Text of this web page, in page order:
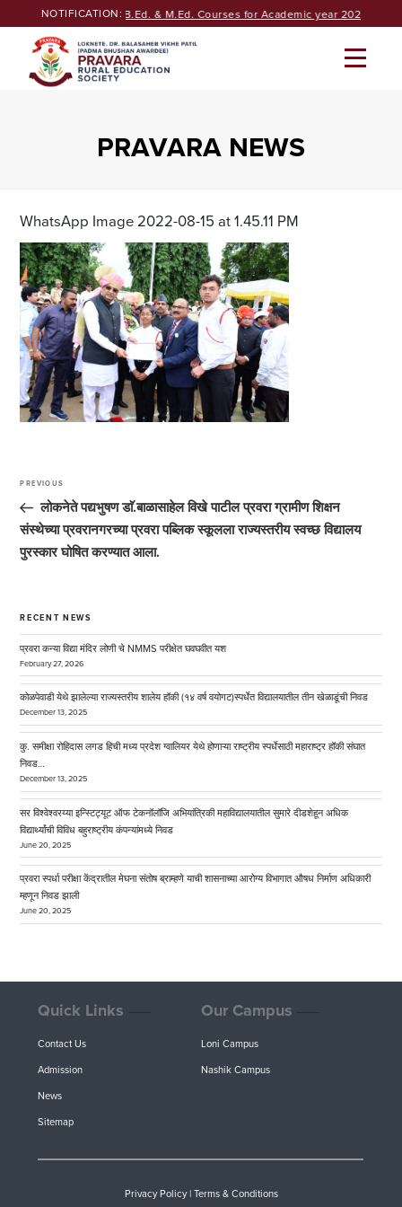
to
NOTIFICATION:
Admissions of B.Ed. & M.Ed. Courses for Academic year 2026-27
PRAVARA NEWS
WhatsApp Image 2022-08-15 at 1.45.11 PM
navigation
Previous
Post
PREVIOUS
लोकनेते पद्यभुषण डाॅ.बाळासाहेल विखे पाटील प्रवरा ग्रामीण शिक्षन
संस्थेच्या प्रवरानगरच्या प्रवरा पब्लिक स्कूलला राज्यस्तरीय स्वच्छ विद्यालय
पुरस्कार घोषित करण्यात आला.
RECENT NEWS
प्रवरा कन्या विद्या मंदिर लोणी चे NMMS परीक्षेत घवघवीत यश
February 27, 2026
कोळपेवाडी येथे झालेल्या राज्यस्तरीय शालेय हॉकी (१४ वर्ष वयोगट)स्पर्धेत विद्यालयातील तीन खेळाडूंची निवड
December 13, 2025
कु. समीक्षा रोहिदास लगड हिची मध्य प्रदेश ग्वालियर येथे होणाऱ्या राष्ट्रीय स्पर्धेसाठी महाराष्ट्र हॉकी संघात
निवड…
December 13, 2025
सर विश्वेश्वरय्या इन्स्टिट्यूट ऑफ टेकनॉलॉजि अभियांत्रिकी महाविद्यालयातील सुमारे दीडशेहून अधिक
विद्यार्थ्यांची विविध बहुराष्ट्रीय कंपन्यांमध्ये निवड
June 20, 2025
प्रवरा स्पर्धा परीक्षा केंद्रातील मेघना संतोष ब्राम्हणे याची शासनाच्या आरोग्य विभागात औषध निर्माण अधिकारी
म्हणून निवड झाली
June 20, 2025
Quick Links
Contact Us
Admission
News
Sitemap
Our Campus
Loni Campus
Nashik Campus
Privacy Policy| Terms & Conditions